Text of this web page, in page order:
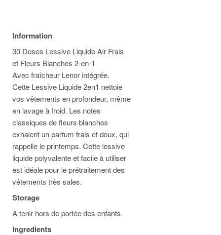
Information
30 Doses Lessive Liquide Air Frais
et Fleurs Blanches 2-en-1
Avec fraîcheur Lenor intégrée.
Cette Lessive Liquide 2en1 nettoie
vos vêtements en profondeur, même
en lavage à froid. Les notes
classiques de fleurs blanches
exhalent un parfum frais et doux, qui
rappelle le printemps. Cette lessive
liquide polyvalente et facile à utiliser
est idéale pour le prétraitement des
vêtements très sales.
Storage
A tenir hors de portée des enfants.
Ingredients